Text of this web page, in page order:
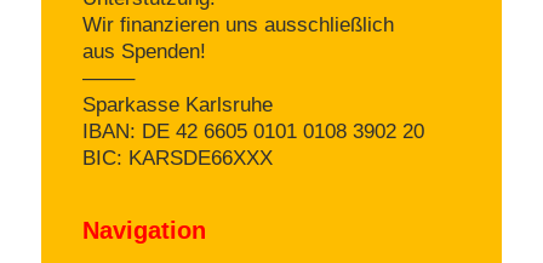
Wir finanzieren uns ausschließlich
aus Spenden!
——–
Sparkasse Karlsruhe
IBAN: DE 42 6605 0101 0108 3902 20
BIC: KARSDE66XXX
Navigation